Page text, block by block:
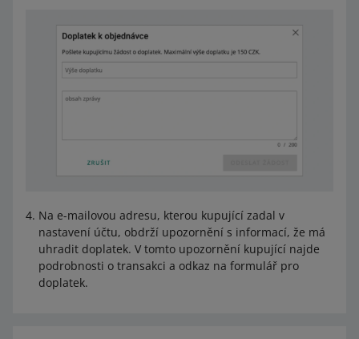
Na e-mailovou adresu, kterou kupující zadal v
nastavení účtu, obdrží upozornění s informací, že má
uhradit doplatek. V tomto upozornění kupující najde
podrobnosti o transakci a odkaz na formulář pro
doplatek.